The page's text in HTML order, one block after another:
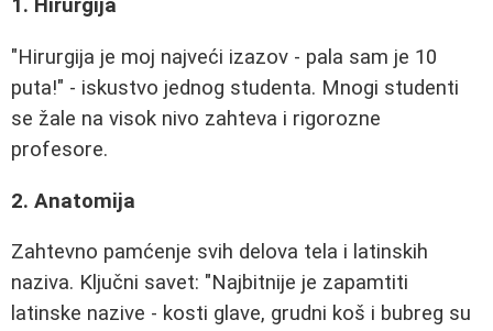
1. Hirurgija
"Hirurgija je moj najveći izazov - pala sam je 10
puta!" - iskustvo jednog studenta. Mnogi studenti
se žale na visok nivo zahteva i rigorozne
profesore.
2. Anatomija
Zahtevno pamćenje svih delova tela i latinskih
naziva. Ključni savet: "Najbitnije je zapamtiti
latinske nazive - kosti glave, grudni koš i bubreg su